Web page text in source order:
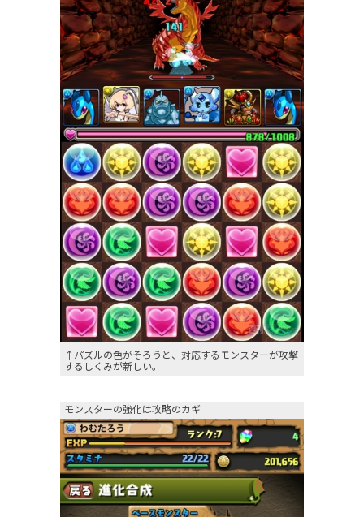
↑パズルの色がそろうと、対応するモンスターが攻撃
するしくみが新しい。
モンスターの強化は攻略のカギ